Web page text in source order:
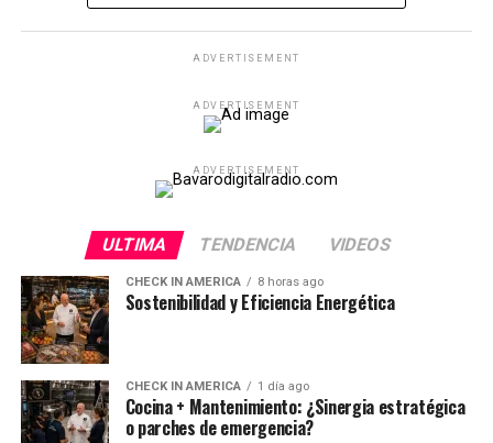
ADVERTISEMENT
ADVERTISEMENT
ADVERTISEMENT
ULTIMA TENDENCIA VIDEOS
CHECK IN AMERICA 8 horas ago
Sostenibilidad y Eficiencia Energética
CHECK IN AMERICA 1 día ago
Cocina + Mantenimiento: ¿Sinergia estratégica
o parches de emergencia?